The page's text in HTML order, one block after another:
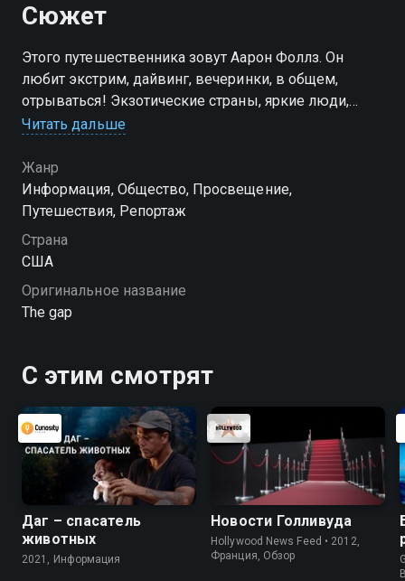
Сюжет
Этого путешественника зовут Аарон Фоллз. Он
любит экстрим, дайвинг, вечеринки, в общем,
отрываться! Экзотические страны, яркие люди,
уникальные места и адреналин на глубине синего
Читать дальше
Жанр
Информация, Общество, Просвещение,
Путешествия, Репортаж
Страна
США
Оригинальное название
The gap
С этим смотрят
Даг – спасатель
животных
2021, Информация
Новости Голливуда
Hollywood News Feed • 2012,
Франция, Обзор